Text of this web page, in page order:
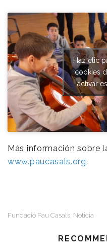
Haz clic
cookies
activar
Más información sobre
www.paucasals.org.
Fundació Pau Casals Noticia